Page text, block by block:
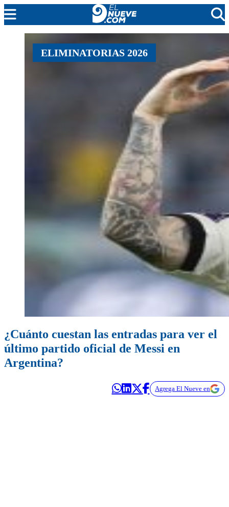
MENDOZA
CADA DÍA
ELIMINATORIAS 2026
¿Cuánto cuestan las entradas para ver el
último partido oficial de Messi en
Argentina?
Agrega El Nueve en